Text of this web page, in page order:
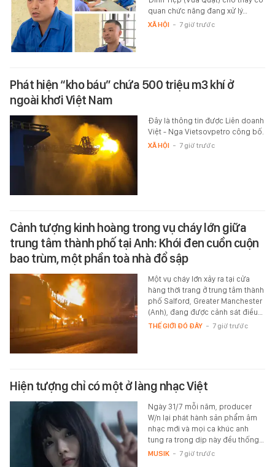
quan chức năng đang xử lý…
XÃ HỘI - 7 giờ trước
Phát hiện “kho báu” chứa 500 triệu m3 khí ở
ngoài khơi Việt Nam
Đây là thông tin được Liên doanh
Việt - Nga Vietsovpetro công bố.
XÃ HỘI - 7 giờ trước
Cảnh tượng kinh hoàng trong vụ cháy lớn giữa
trung tâm thành phố tại Anh: Khói đen cuồn cuộn
bao trùm, một phần toà nhà đổ sập
Một vụ cháy lớn xảy ra tại cửa
hàng thời trang ở trung tâm thành
phố Salford, Greater Manchester
(Anh), đang được cảnh sát điều…
THẾ GIỚI ĐÓ ĐÂY - 7 giờ trước
Hiện tượng chỉ có một ở làng nhạc Việt
Ngày 31/7 mỗi năm, producer
W/n lại phát hành sản phẩm âm
nhạc mới và mọi ca khúc anh
tung ra trong dịp này đều thống…
MUSIK - 7 giờ trước